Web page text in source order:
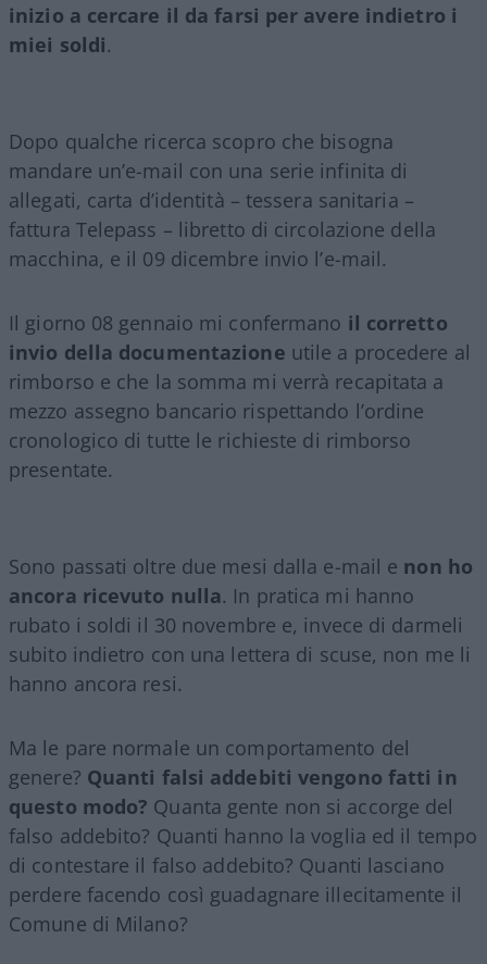
inizio a cercare il da farsi per avere indietro i
miei soldi.
Dopo qualche ricerca scopro che bisogna
mandare un’e-mail con una serie infinita di
allegati, carta d’identità – tessera sanitaria –
fattura Telepass – libretto di circolazione della
macchina, e il 09 dicembre invio l’e-mail.
Il giorno 08 gennaio mi confermano il corretto
invio della documentazione utile a procedere al
rimborso e che la somma mi verrà recapitata a
mezzo assegno bancario rispettando l’ordine
cronologico di tutte le richieste di rimborso
presentate.
Sono passati oltre due mesi dalla e-mail e non ho
ancora ricevuto nulla. In pratica mi hanno
rubato i soldi il 30 novembre e, invece di darmeli
subito indietro con una lettera di scuse, non me li
hanno ancora resi.
Ma le pare normale un comportamento del
genere? Quanti falsi addebiti vengono fatti in
questo modo? Quanta gente non si accorge del
falso addebito? Quanti hanno la voglia ed il tempo
di contestare il falso addebito? Quanti lasciano
perdere facendo così guadagnare illecitamente il
Comune di Milano?